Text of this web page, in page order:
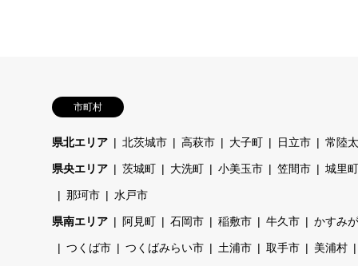
市町村
県北エリア 北茨城市 高萩市 大子町 日立市 常陸
県央エリア 茨城町 大洗町 小美玉市 笠間市 城里町
那珂市 水戸市
県南エリア 阿見町 石岡市 稲敷市 牛久市 かすみ
つくば市 つくばみらい市 土浦市 取手市 美浦村